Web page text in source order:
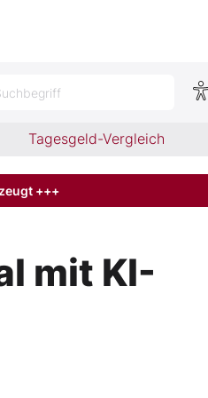
Tagesgeld-Vergleich
+++
mit KI-